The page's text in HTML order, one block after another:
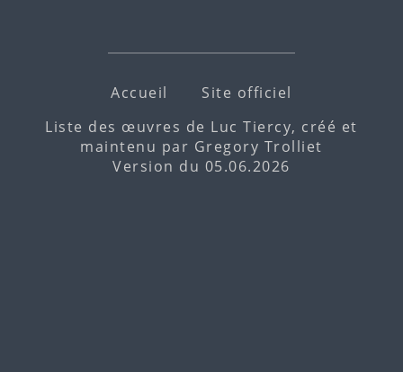
Accueil
Site officiel
Liste des œuvres de Luc Tiercy, créé et
maintenu par Gregory Trolliet
Version du 05.06.2026